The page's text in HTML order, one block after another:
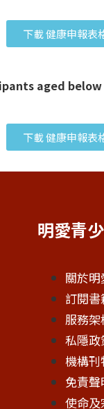
下載 健康申報表
aged below
下載 健康申報表
明愛青
關於明
訂閱書
服務架
私隱政
機構刊
免責聲
使命及